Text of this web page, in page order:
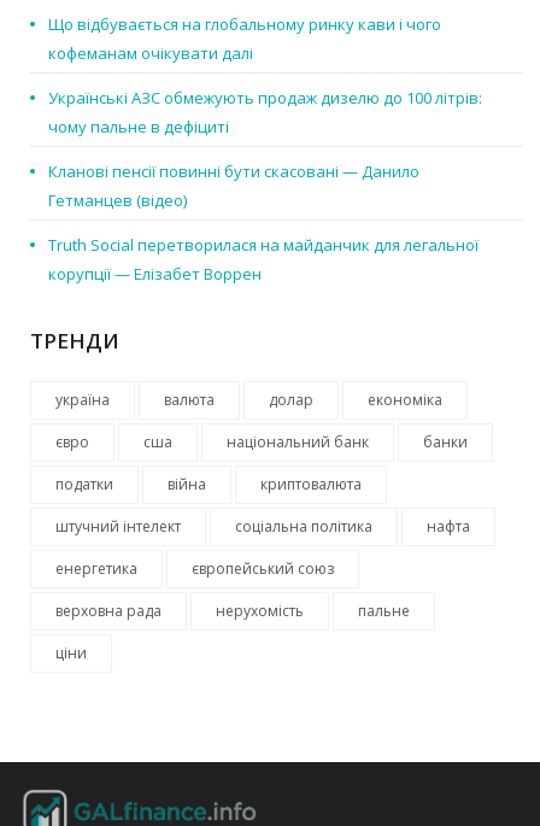
Що відбувається на глобальному ринку кави і чого
кофеманам очікувати далі
Українські АЗС обмежують продаж дизелю до 100 літрів:
чому пальне в дефіциті
Кланові пенсії повинні бути скасовані — Данило
Гетманцев (відео)
Truth Social перетворилася на майданчик для легальної
корупції — Елізабет Воррен
ТРЕНДИ
україна валюта долар економіка
євро сша національний банк банки
податки війна криптовалюта
штучний інтелект соціальна політика нафта
енергетика європейський союз
верховна рада нерухомість пальне
ціни